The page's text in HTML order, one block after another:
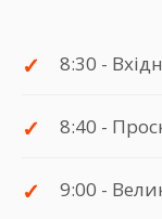
8:30 -
8:40 -
9:00 -